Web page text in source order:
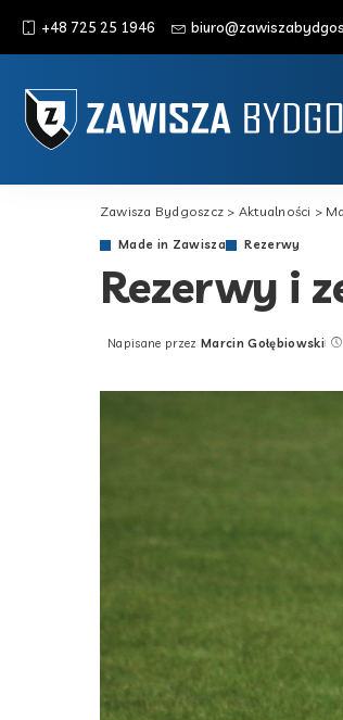
+48 725 25 1946
Zawisza Bydgoszcz > Aktualności >
Made in Zawisza Rezerwy
Rezerwy i
Posted
Napisane przez Marcin Gołębiowski